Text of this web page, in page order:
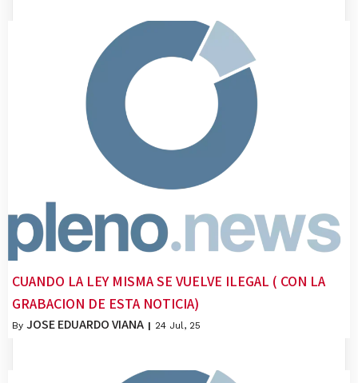
CUANDO LA LEY MISMA SE VUELVE ILEGAL ( CON LA
GRABACION DE ESTA NOTICIA)
By JOSE EDUARDO VIANA | 24 Jul, 25